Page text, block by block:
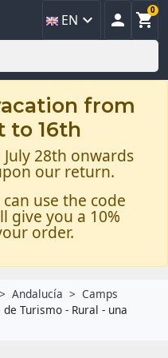
EN   
0
from
to 16th
28th onwards
our return.
use the code
give you a 10%
order.
Andalucía
Camps
Turismo - Rural - una